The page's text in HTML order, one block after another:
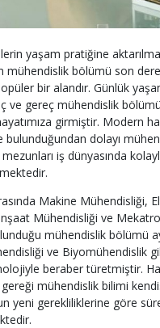
yaşam pratiğine
mühendislik bölümü son
bir alandır. Günlük
ve gereç mühendislik
girmiştir. Modern
bulunduğundan dolayı
iş dünyasında
Makine Mühendisliği,
Mühendisliği ve
mühendislik bölümü
ve Biyomühendislik
beraber türetmiştir.
mühendislik bilimi
yeni gerekliliklerine göre